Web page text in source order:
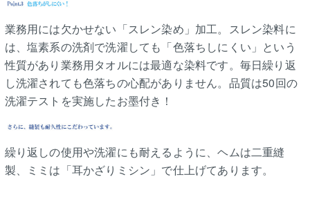
業務用には欠かせない「スレン染め」加工。スレン染料に
は、塩素系の洗剤で洗濯しても「色落ちしにくい」という
性質があり業務用タオルには最適な染料です。毎日繰り返
し洗濯されても色落ちの心配がありません。品質は50回の
洗濯テストを実施したお墨付き！
繰り返しの使用や洗濯にも耐えるように、ヘムは二重縫
製、ミミは「耳かざりミシン」で仕上げてあります。